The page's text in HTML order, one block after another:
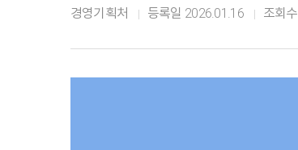
경영기획처 등록일 2026.01.16 조회수